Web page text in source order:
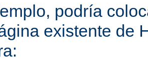
podría
existente de